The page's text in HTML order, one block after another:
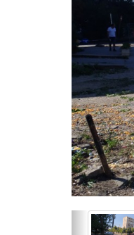
Previous